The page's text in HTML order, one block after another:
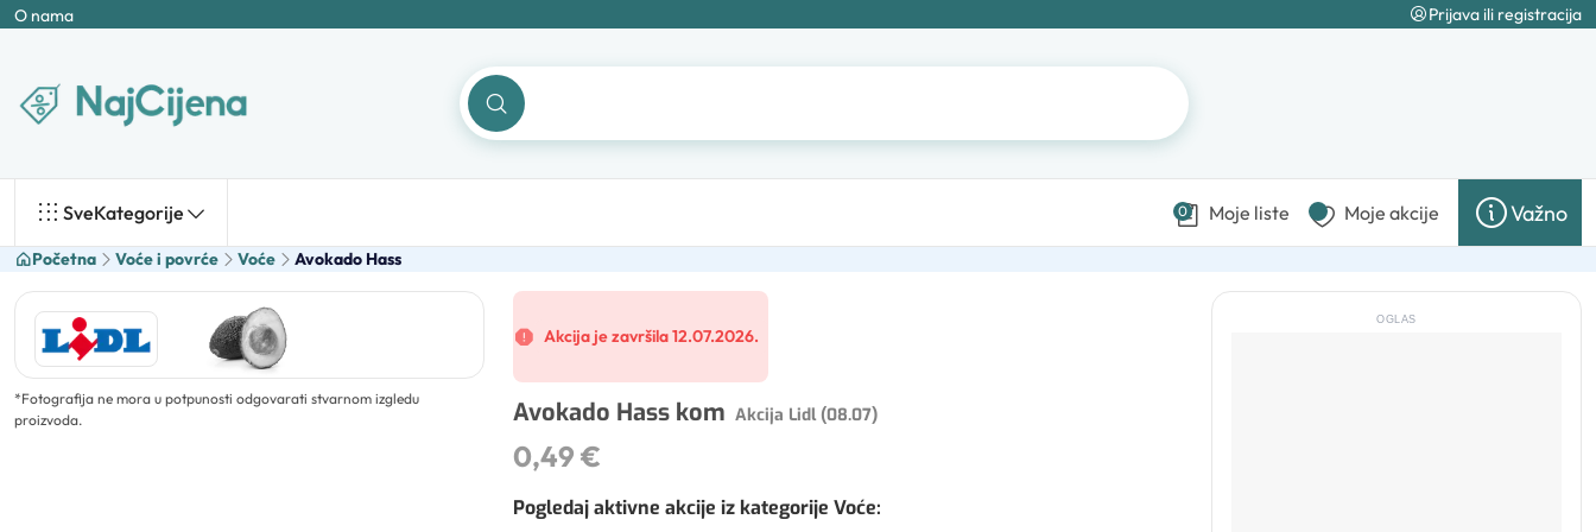
O nama Prijava ili registracija
SveKategorije 0 Moje liste Moje akcije Važno
Početna Voće i povrće Voće Avokado Hass
*Fotografija ne mora u potpunosti odgovarati stvarnom izgledu
proizvoda.
Akcija je završila 12.07.2026.
Avokado Hass kom Akcija Lidl (08.07)
0,49 €
Pogledaj aktivne akcije iz kategorije Voće:
OGLAS